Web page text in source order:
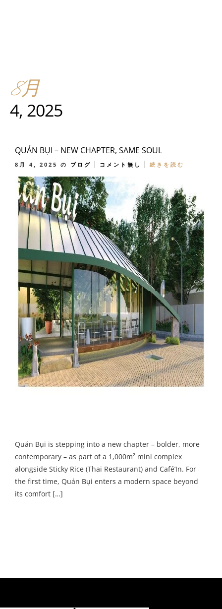
8月
4, 2025
QUÁN BỤI – NEW CHAPTER, SAME SOUL
8月 4, 2025 の ブログ コメント無し 続きを読む
Quán Bụi is stepping into a new chapter – bolder, more
contemporary – as part of a 1,000m² mini complex
alongside Sticky Rice (Thai Restaurant) and Café’In. For
the first time, Quán Bụi enters a modern space beyond
its comfort […]